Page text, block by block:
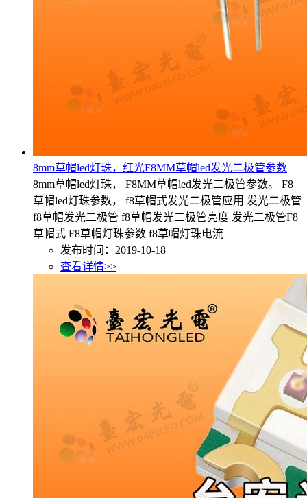
8mm草帽led灯珠，红光F8MM草帽led发光二极管参数
8mm草帽led灯珠， F8MM草帽led发光二极管参数。 F8
草帽led灯珠参数， f8草帽式发光二极管应用 发光二极管
f8草帽发光二极管 f8草帽发光二极管亮度 发光二极管F8
草帽式 F8草帽灯珠参数 f8草帽灯珠电流
发布时间：2019-10-18
查看详情>>